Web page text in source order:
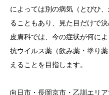
によっては別の病気（とびひ
ることもあり、見た目だけで
皮膚科では、今の症状が何に
抗ウイルス薬（飲み薬・塗り
えることを目指します。
向日市・長岡京市・乙訓エリ
☆一緒に働いてみませんか☆
アクセス
WEB予約